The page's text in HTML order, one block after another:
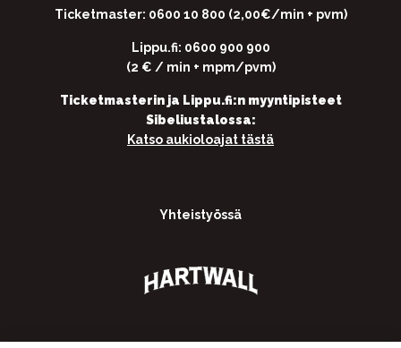
Ticketmaster: 0600 10 800 (2,00€/min + pvm)
Lippu.fi: 0600 900 900
(2 € / min + mpm/pvm)
Ticketmasterin ja Lippu.fi:n myyntipisteet
Sibeliustalossa:
Katso aukioloajat tästä
Yhteistyössä